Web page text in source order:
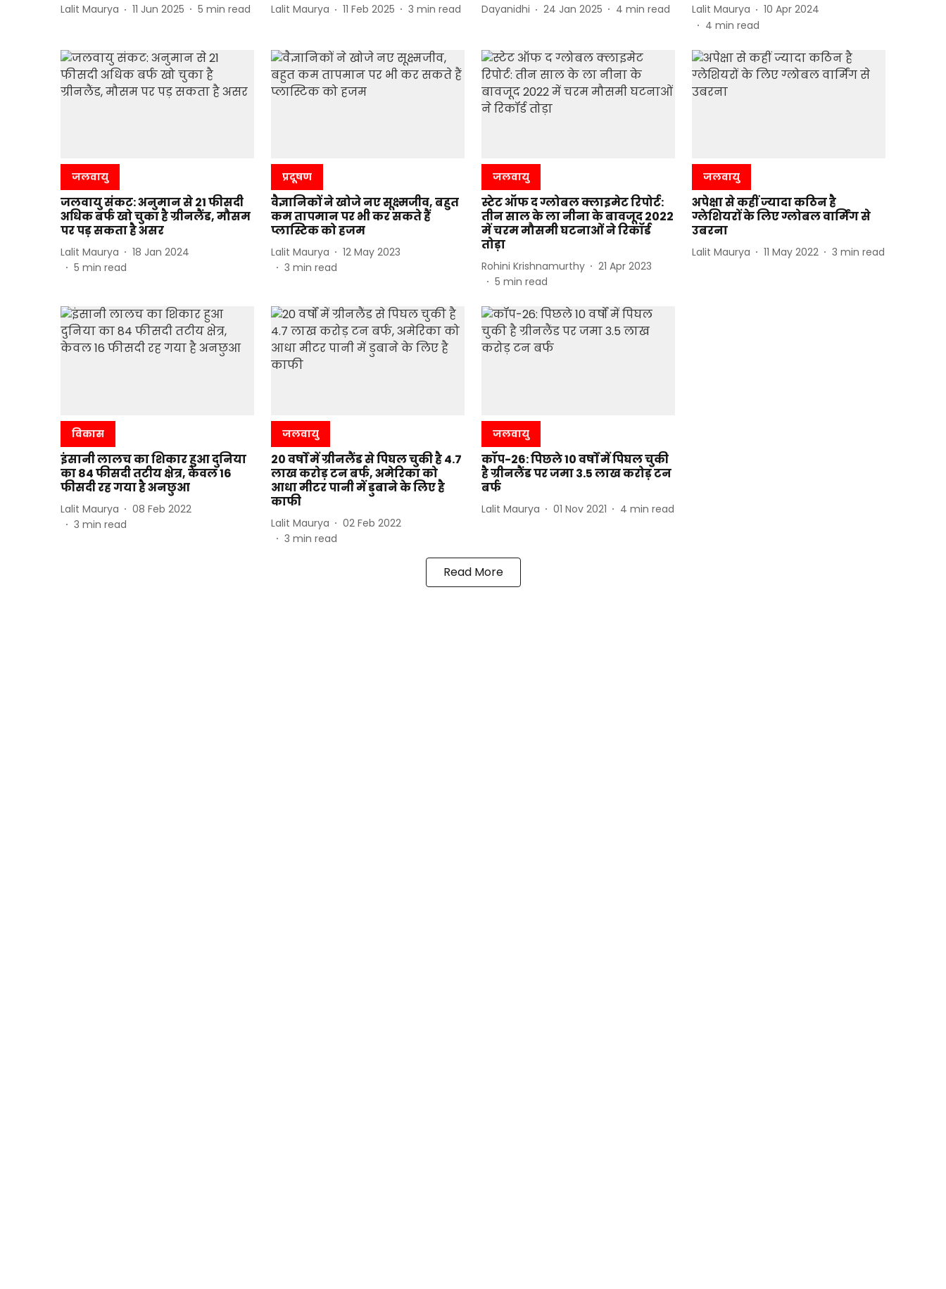
Lalit Maurya 11 Jun 2025 5 min read Lalit Maurya 11 Feb 2025 3 min read Dayanidhi 24 Jan 2025 4 min read Lalit Maurya
10 Apr 2024
4 min read
जलवायु
जलवायु संकट: अनुमान से 21 फीसदी
अधिक बर्फ खो चुका है ग्रीनलैंड, मौसम
पर पड़ सकता है असर
Lalit Maurya
18 Jan 2024
5 min read
प्रदूषण
वैज्ञानिकों ने खोजे नए सूक्ष्मजीव, बहुत
कम तापमान पर भी कर सकते हैं
प्लास्टिक को हजम
Lalit Maurya
12 May 2023
3 min read
जलवायु
स्टेट ऑफ द ग्लोबल क्लाइमेट रिपोर्ट:
तीन साल के ला नीना के बावजूद 2022
में चरम मौसमी घटनाओं ने रिकॉर्ड
तोड़ा
Rohini Krishnamurthy
21 Apr 2023
5 min read
जलवायु
अपेक्षा से कहीं ज्यादा कठिन है
ग्लेशियरों के लिए ग्लोबल वार्मिंग से
उबरना
Lalit Maurya 11 May 2022 3 min read
विकास
इंसानी लालच का शिकार हुआ दुनिया
का 84 फीसदी तटीय क्षेत्र, केवल 16
फीसदी रह गया है अनछुआ
Lalit Maurya
08 Feb 2022
3 min read
जलवायु
20 वर्षों में ग्रीनलैंड से पिघल चुकी है 4.7
लाख करोड़ टन बर्फ, अमेरिका को
आधा मीटर पानी में डुबाने के लिए है
काफी
Lalit Maurya
02 Feb 2022
3 min read
जलवायु
कॉप-26: पिछले 10 वर्षों में पिघल चुकी
है ग्रीनलैंड पर जमा 3.5 लाख करोड़ टन
बर्फ
Lalit Maurya 01 Nov 2021 4 min read
Read More